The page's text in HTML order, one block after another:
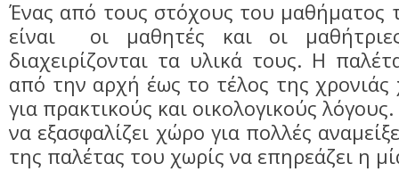
Ένας από τους στόχους του μαθήματος
είναι οι μαθητές και οι
διαχειρίζονται τα υλικά τους. Η
από την αρχή έως το τέλος της χρονιάς
για πρακτικούς και οικολογικούς
να εξασφαλίζει χώρο για πολλές
της παλέτας του χωρίς να επηρεάζει η